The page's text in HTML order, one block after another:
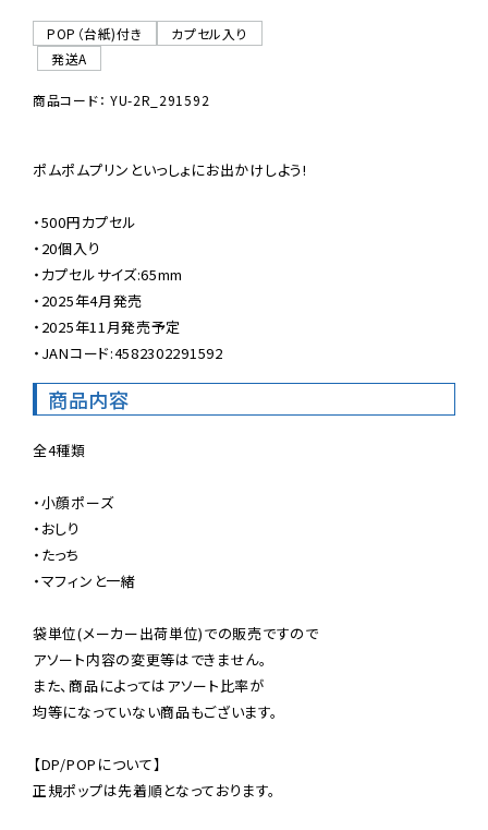
POP（台紙)付き
カプセル入り
発送A
商品コード： YU-2R_291592
ポムポムプリンといっしょにお出かけしよう!
・500円カプセル
・20個入り
・カプセルサイズ:65mm
・2025年4月発売
・2025年11月発売予定
・JANコード:4582302291592
商品内容
全4種類
・小顔ポーズ
・おしり
・たっち
・マフィンと一緒
袋単位(メーカー出荷単位)での販売ですので
アソート内容の変更等はできません。
また、商品によってはアソート比率が
均等になっていない商品もございます。
【DP/POPについて】
正規ポップは先着順となっております。